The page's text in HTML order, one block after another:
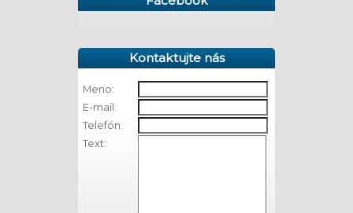
Kontaktujte nás
Meno:
E-mail:
Telefón:
Text: